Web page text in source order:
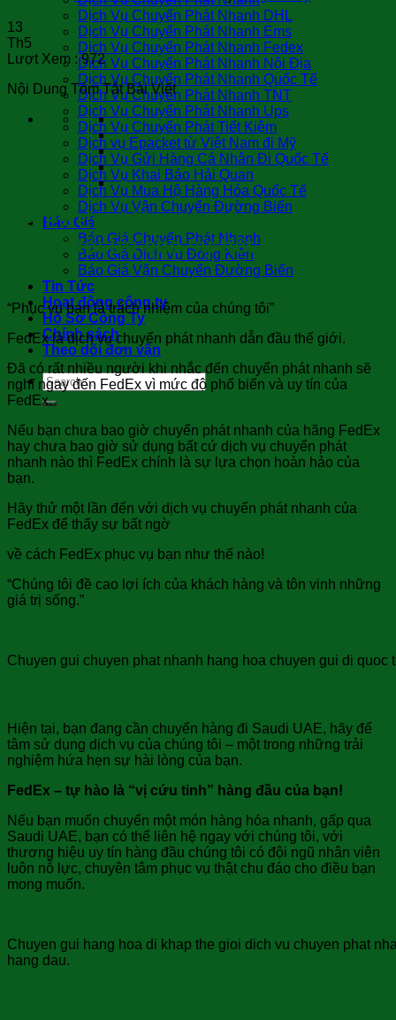
Dịch Vụ Chuyển Phát Nhanh DHL
Dịch Vụ Chuyển Phát Nhanh Ems
Dịch Vụ Chuyển Phát Nhanh Fedex
Dịch Vụ Chuyển Phát Nhanh Nội Địa
Dịch Vụ Chuyển Phát Nhanh Quốc Tế
Dịch Vụ Chuyển Phát Nhanh TNT
Dịch Vụ Chuyển Phát Nhanh Ups
Dịch Vụ Chuyển Phát Tiết Kiệm
Dịch vụ Epacket từ Việt Nam đi Mỹ
Dịch Vụ Gửi Hàng Cá Nhân Đi Quốc Tế
Dịch Vụ Khai Báo Hải Quan
Dịch Vụ Mua Hộ Hàng Hóa Quốc Tế
Dịch Vụ Vận Chuyển Đường Biển
Báo Giá
Báo Giá Chuyển Phát Nhanh
Báo Giá Dịch Vụ Đóng Kiện
Báo Giá Vận Chuyển Đường Biển
Tin Tức
Hoạt động công ty
Hồ Sơ Công Ty
Chính sách
Theo dõi đơn vận
13
Th5
Lượt Xem : 972
Nội Dung Tóm Tắt Bài Viết
FedEx Chuyển phát đến Saudi UAE –
Giá cả tối ưu cho sự tiết kiệm của
“Phục vụ bạn là trách nhiệm của chúng tôi”
FedEx là dịch vụ chuyển phát nhanh dẫn đầu thế giới.
Đã có rất nhiều người khi nhắc đến chuyển phát nhanh sẽ
nghĩ ngay đến FedEx vì mức độ phổ biến và uy tín của
FedEx.
Nếu bạn chưa bao giờ chuyển phát nhanh của hãng FedEx
hay chưa bao giờ sử dụng bất cứ dịch vụ chuyển phát
nhanh nào thì FedEx chính là sự lựa chọn hoàn hảo của
bạn.
Hãy thử một lần đến với dịch vụ chuyển phát nhanh của
FedEx để thấy sự bất ngờ
về cách FedEx phục vụ bạn như thế nào!
“Chúng tôi đề cao lợi ích của khách hàng và tôn vinh những
giá trị sống.”
Chuyen gui chuyen phat nhanh hang hoa chuyen gui di quoc
Hiện tại, bạn đang cần chuyển hàng đi Saudi UAE, hãy để
tâm sử dụng dịch vụ của chúng tôi – một trong những trải
nghiệm hứa hẹn sự hài lòng của bạn.
FedEx – tự hào là “vị cứu tinh” hàng đầu của bạn!
Nếu bạn muốn chuyển một món hàng hóa nhanh, gấp qua
Saudi UAE, bạn có thể liên hệ ngay với chúng tôi, với
thương hiệu uy tín hàng đầu chúng tôi có đội ngũ nhân viên
luôn nỗ lực, chuyên tâm phục vụ thật chu đáo cho điều bạn
mong muốn.
Chuyen gui hang hoa di khap the gioi dich vu chuyen phat
hang dau.